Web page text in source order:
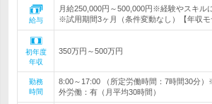
給与
月給250,000円～500,000円※経験やスキル
※試用期間3ヶ月（条件変動なし）【年収モ
初年度
年収
350万円～500万円
勤務
時間
8:00～17:00 （所定労働時間：7時間30分
外労働：有（月平均30時間）